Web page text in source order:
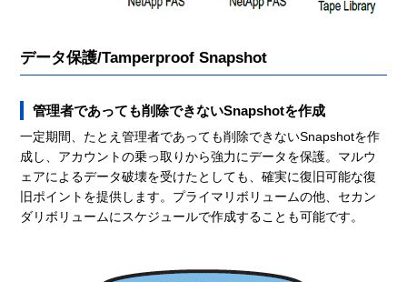
データ保護/Tamperproof Snapshot
管理者であっても削除できないSnapshotを作成
一定期間、たとえ管理者であっても削除できないSnapshotを作
成し、アカウントの乗っ取りから強力にデータを保護。マルウ
ェアによるデータ破壊を受けたとしても、確実に復旧可能な復
旧ポイントを提供します。プライマリボリュームの他、セカン
ダリボリュームにスケジュールで作成することも可能です。